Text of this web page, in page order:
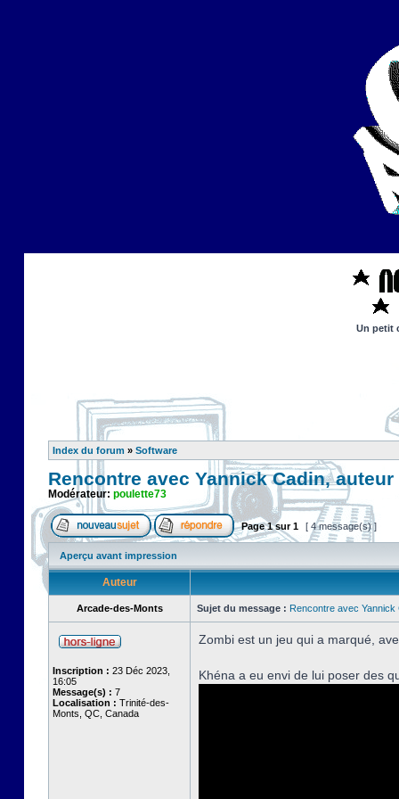
Un petit
Index du forum » Software
Rencontre avec Yannick Cadin,
Modérateur: poulette73
Page1sur1 [ 4 message(s) ]
Aperçu avant impression
Auteur
Arcade-des-Monts Sujet du message : Rencontre avec Yannick
Inscription : 23 Déc 2023,
16:05
Message(s) : 7
Localisation : Trinité-des-
Monts, QC, Canada
Zombi est un jeu qui a marqué,
Khéna a eu envi de lui poser des